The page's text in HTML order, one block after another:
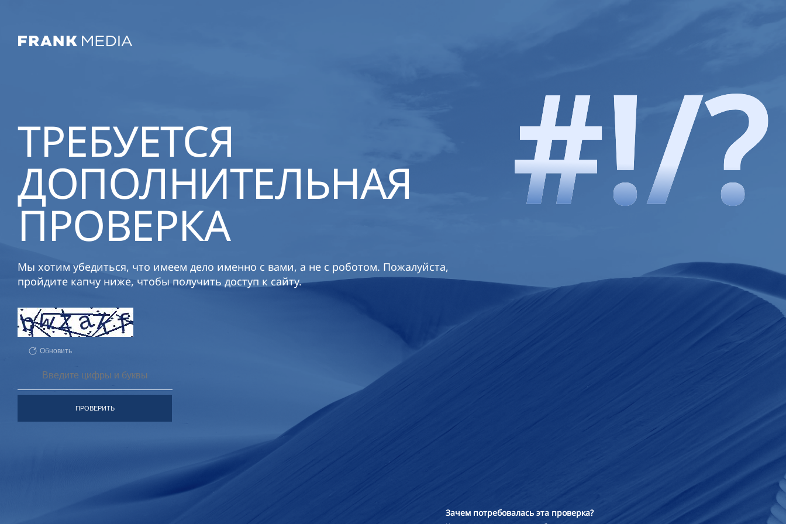
ТРЕБУЕТСЯ
ДОПОЛНИТЕЛЬНАЯ
ПРОВЕРКА
Мы хотим убедиться, что имеем дело именно с вами, а не с роботом. Пожалуйста,
пройдите капчу ниже, чтобы получить доступ к сайту.
Обновить
ПРОВЕРИТЬ
Зачем потребовалась эта проверка?